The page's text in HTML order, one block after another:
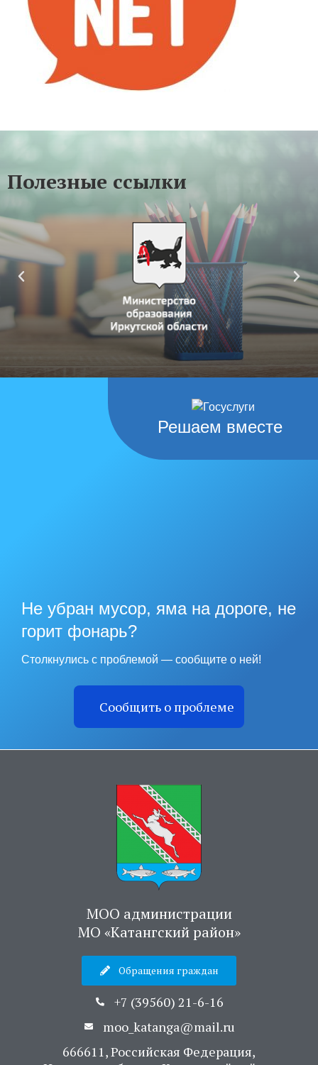
Полезные ссылки
Решаем вместе
Не убран мусор, яма на дороге, не
горит фонарь?
Столкнулись с проблемой — сообщите о ней!
Сообщить о проблеме
МОО администрации
МО «Катангский район»
Обращения граждан
+7 (39560) 21-6-16
moo_katanga@mail.ru
666611, Российская Федерация,